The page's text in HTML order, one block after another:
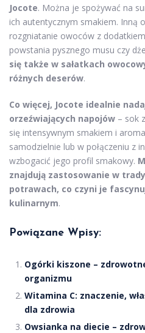
Jocote. Można je spożywać na
ich autentycznym smakiem. Inną
rozgniatanie owoców z
powstania pysznego musu czy
się także w sałatkach
różnych deserów.
Co więcej, Jocote idealnie
orzeźwiających napojów – sok
się intensywnym smakiem i
samodzielnie lub w połączeniu z
wzbogacić jego profil smakowy.
znajdują zastosowanie w
potrawach, co czyni je
kulinarnym.
Powiązane Wpisy:
Ogórki kiszone –
organizmu
Witamina C: znaczenie,
dla zdrowia
Owsianka na diecie –